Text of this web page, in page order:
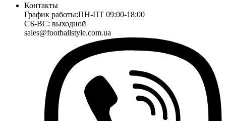
Контакты
График работы:ПН-ПТ 09:00-18:00
СБ-ВС: выходной
sales@footballstyle.com.ua